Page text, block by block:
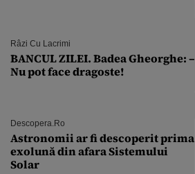
Râzi Cu Lacrimi
BANCUL ZILEI. Badea Gheorghe: –
Nu pot face dragoste!
Descopera.ro
Astronomii ar fi descoperit prima
exolună din afara Sistemului
Solar